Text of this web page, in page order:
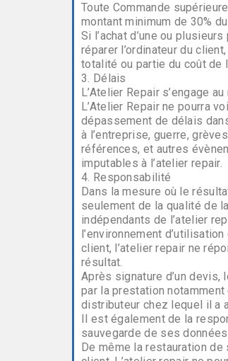
Toute Commande
montant minimum de 30%
Si l’achat d’une ou
réparer l’ordinateur du
totalité ou partie du coût de
3. Délais
L’Atelier Repair s’engage
L’Atelier Repair ne pourra
dépassement de délais
à l’entreprise, guerre,
références, et autres
imputables à l’atelier repair.
4. Responsabilité
Dans la mesure où le
seulement de la qualité de
indépendants de l’atelier
l’environnement
client, l’atelier repair ne
résultat.
Après signature d’un
par la prestation
distributeur chez lequel il a
Il est également de la
sauvegarde de ses
De même la restauration